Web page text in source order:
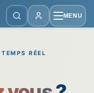
MENU
de la
RÉEL